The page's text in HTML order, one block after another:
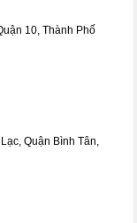
10, Thành Phố
Quận Bình Tân,